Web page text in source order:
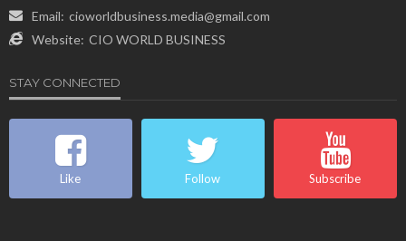
Email: cioworldbusiness.media@gmail.com
Website: CIO WORLD BUSINESS
STAY CONNECTED
Like Follow Subscribe